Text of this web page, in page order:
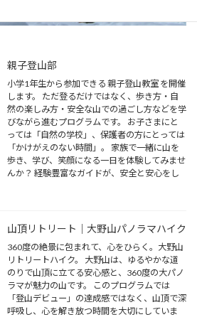
親子登山部
小学1年生から参加できる 親子登山教室 を開催
します。 ただ登るだけではなく、歩き方・自
然の楽しみ方・安全な山での過ごし方などを学
びながら進むプログラムです。 お子さまにと
っては「自然の学校」、保護者の方にとっては
「かけがえのない時間」。 家族で一緒に山を
歩き、学び、笑顔になる一日を体験してみませ
んか？ 経験豊富なガイドが、安全と安心をし
山頂リトリート｜大野山パノラマハイク
360度の絶景に包まれて、心をひらく。大野山
リトリートハイク。 大野山は、ゆるやかな道
のりで山頂に立てる安心感と、360度の大パノ
ラマが魅力の山です。 このプログラムでは
「登山デビュー」の達成感ではなく、山頂で深
呼吸し、心を解き放つ時間を大切にしていま